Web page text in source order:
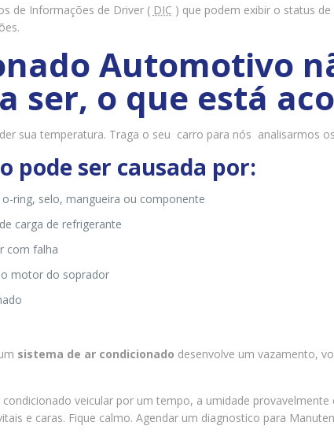
de Informações de Driver ( DIC ) que podem exibir o status
Automotivo
ser, o que está
sua temperatura. Traga o seu carro para nós analisarmos
pode ser causada por:
ring, selo, mangueira ou componente
carga de refrigerante
com falha
motor do soprador
sistema de ar condicionado desenvolve um vazamento,
veicular por um tempo, a umidade provavelmente
e caras. Fique calmo. Agendar um diagnostico para